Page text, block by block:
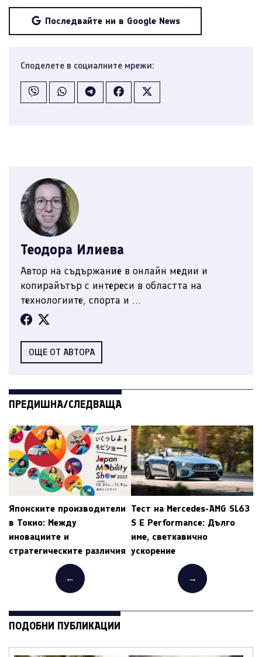
Последвайте ни в Google News
Споделете в социалните мрежи:
Теодора Илиева
Автор на съдържание в онлайн медии и
копирайътър с интереси в областта на
технологиите, спорта и ...
ОЩЕ ОТ АВТОРА
ПРЕДИШНА/СЛЕДВАЩА
Японските производители
в Токио: Между
иновациите и
стратегическите различия
←
Тест на Mercedes-AMG SL63
S E Performance: Дълго
име, светкавично
ускорение
→
ПОДОБНИ ПУБЛИКАЦИИ